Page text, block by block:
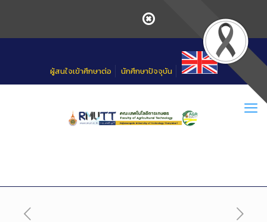
ผู้สนใจเข้าศึกษาต่อ นักศึกษาปัจจุบัน